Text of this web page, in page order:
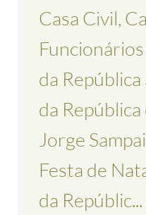
Casa Civil,
da
da
Jorge
Festa de
da Repúblic...